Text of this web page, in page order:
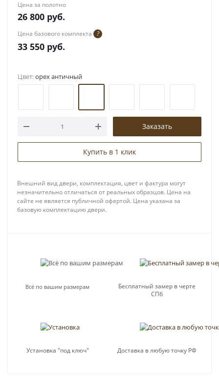
Цена за полотно
26 800 руб.
Цена базового комплекта ?
33 550 руб.
Цвет:орех античный
Заказать
Купить в 1 клик
Внешний вид двери, комплектация, цвет и фактура могут
незначительно отличаться от реальных образцов. Цена на
сайте не является публичной офертой. Цена указана за
базовую комплектацию двери.
Всё по вашим размерам
Бесплатный замер в черте
СПб
Установка "под ключ" Доставка в любую точку РФ